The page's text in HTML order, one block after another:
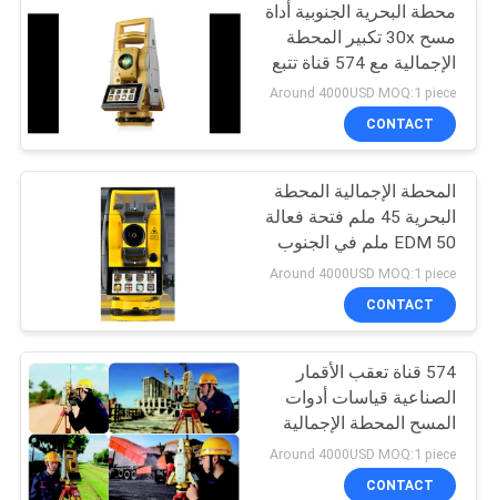
اطلب
اقتباس
خريطة
الموقع
PRIVACY
POLICY
إجمالي منشور
المحطة
11
المنشور القطب بيبود
11
محطة البحرية الجنوبية أداة
مسح 30x تكبير المحطة
الإجمالية مع 574 قناة تتبع
الأقمار الصناعية ومعالج
MT6753
Around 4000USD MOQ:1 piece
CONTACT
المحطة الإجمالية المحطة
البحرية 45 ملم فتحة فعالة
EDM 50 ملم في الجنوب
1'' دقة ضبط مكافئ
للمعايير
Around 4000USD MOQ:1 piece
CONTACT
574 قناة تعقب الأقمار
الصناعية قياسات أدوات
المسح المحطة الإجمالية
مع فترة قياس 0.3-3s و
WLAN مزدوج النطاق
Around 4000USD MOQ:1 piece
CONTACT